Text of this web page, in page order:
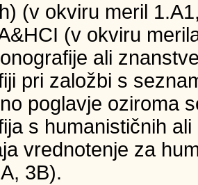
(v okviru meril
(v okviru
ali
pri založbi s
poglavje oziroma
s humanističnih
vrednotenje za
3B).